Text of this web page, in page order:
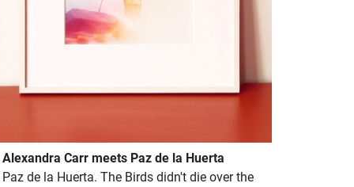
Alexandra Carr meets Paz de la Huerta
Paz de la Huerta. The Birds didn't die over the